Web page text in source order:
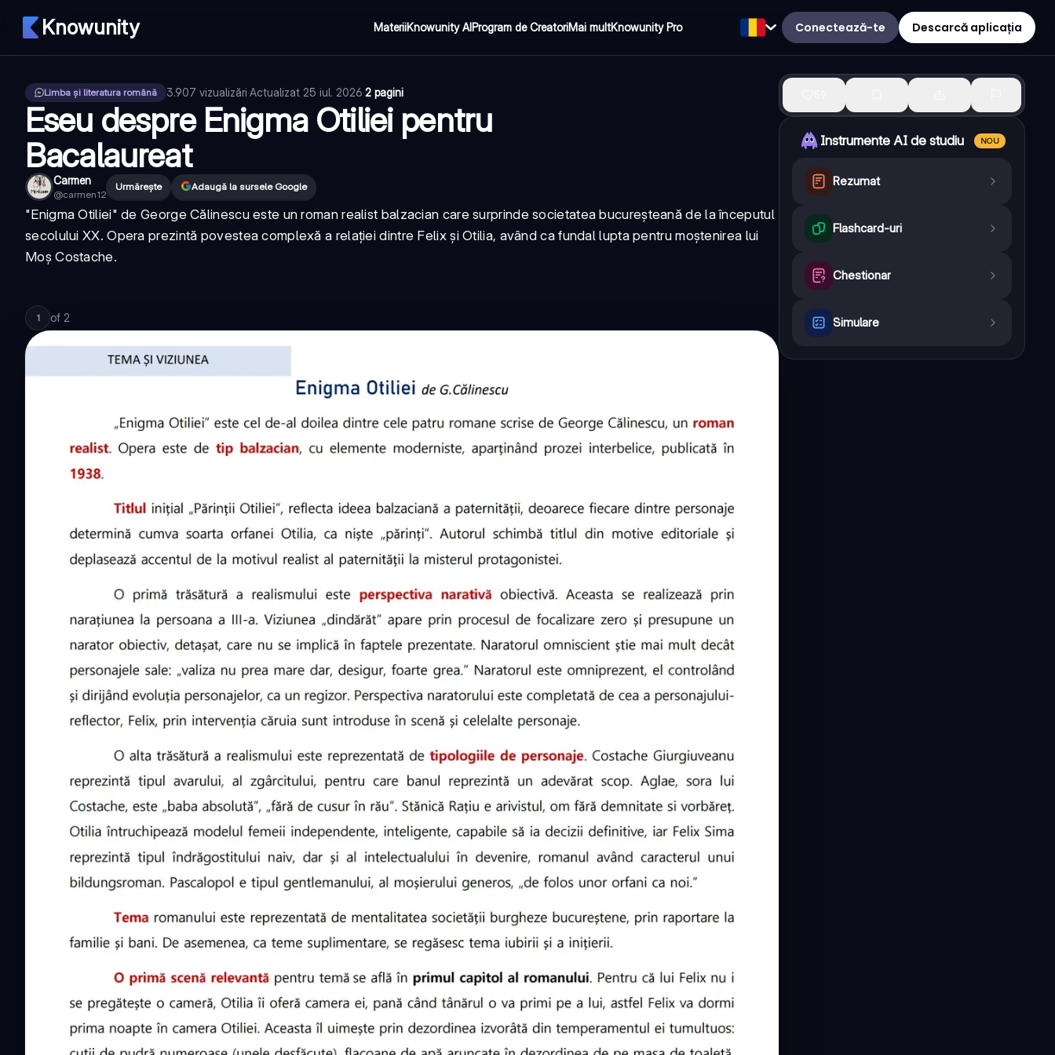
Knowunity MateriiKnowunity AIProgram de CreatoriMai multKnowunity Pro Conectează-te Descarcă aplicația
Limba și literatura română 3.907 vizualizări·Actualizat 25 iul. 2026·2 pagini
Eseu despre Enigma Otiliei pentru
Bacalaureat
Carmen
@carmen12
Urmărește Adaugă la sursele Google
"Enigma Otiliei" de George Călinescu este un roman realist balzacian care surprinde societatea bucureșteană de la începutul
secolului XX. Opera prezintă povestea complexă a relației dintre Felix și Otilia, având ca fundal lupta pentru moștenirea lui
Moș Costache.
1 of 2
Instrumente AI de studiu NOU
Rezumat
Flashcard-uri
Chestionar
Simulare